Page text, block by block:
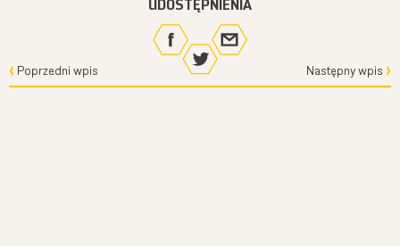
UDOSTĘPNIENIA
Poprzedni wpis Następny wpis